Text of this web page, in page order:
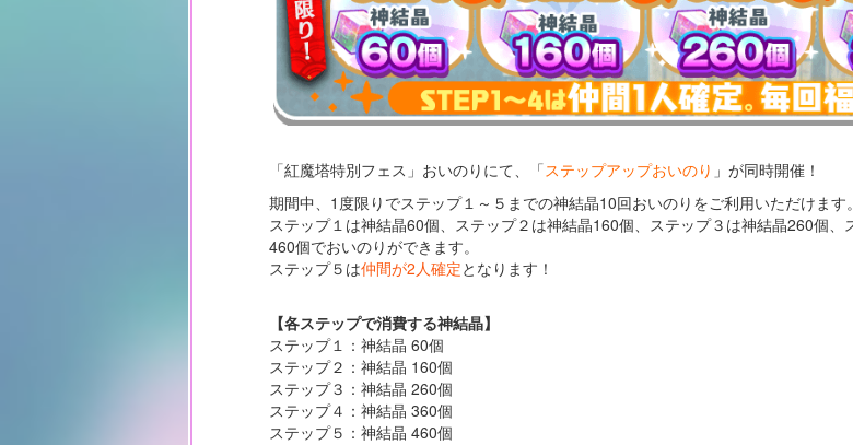
「紅魔塔特別フェス」おいのりにて、「ステップアップおいのり 」が同時開催！
期間中、1度限りでステップ１～５までの神結晶10回おいのりをご利用いただけます。
ステップ１は神結晶60個、ステップ２は神結晶160個、ステップ３は神結晶260個
460個でおいのりができます。
ステップ５は仲間が2人確定となります！
【各ステップで消費する神結晶】
ステップ１：神結晶 60個
ステップ２：神結晶 160個
ステップ３：神結晶 260個
ステップ４：神結晶 360個
ステップ５：神結晶 460個